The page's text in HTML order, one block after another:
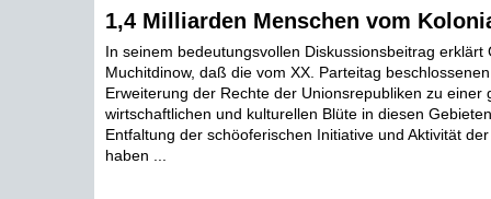
1,4 Milliarden Menschen vom
In seinem bedeutungsvollen Diskussionsbeitrag erklärt
Muchitdinow, daß die vom XX. Parteitag
Erweiterung der Rechte der Unionsrepubliken zu einer
wirtschaftlichen und kulturellen Blüte in diesen
Entfaltung der schöoferischen Initiative und Aktivität
haben ...